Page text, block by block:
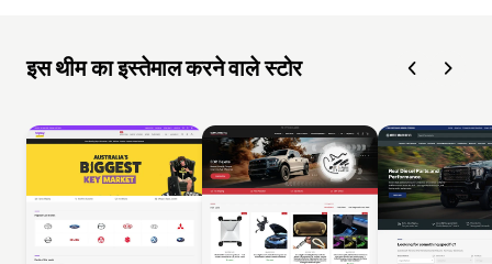
इस थीम का इस्तेमाल करने वाले स्टोर